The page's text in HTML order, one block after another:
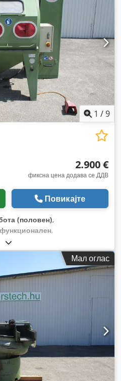
1 /9
2.900 €
фиксна цена додава се ДДВ
Повикајте
(половен),
,
Мал оглас